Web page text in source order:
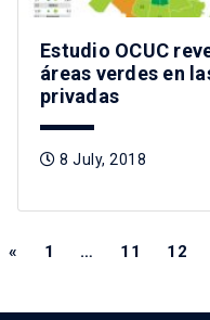
Estudio OCUC
áreas verdes en
privadas
8 July, 2018
« 1 … 11 12